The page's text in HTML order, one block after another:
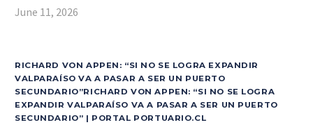
June 11, 2026
RICHARD VON APPEN: “SI NO SE LOGRA EXPANDIR
VALPARAÍSO VA A PASAR A SER UN PUERTO
SECUNDARIO”RICHARD VON APPEN: “SI NO SE LOGRA
EXPANDIR VALPARAÍSO VA A PASAR A SER UN PUERTO
SECUNDARIO” | PORTAL PORTUARIO.CL